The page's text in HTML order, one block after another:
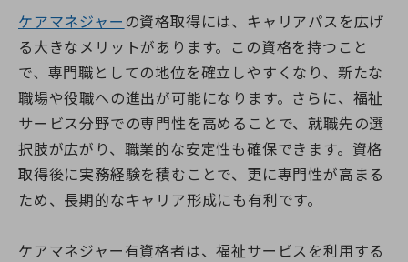
ケアマネジャー の資格取得には、キャリアパスを広げ
る大きなメリットがあります。この資格を持つこと
で、専門職としての地位を確立しやすくなり、新たな
職場や役職への進出が可能になります。さらに、福祉
サービス分野での専門性を高めることで、就職先の選
択肢が広がり、職業的な安定性も確保できます。資格
取得後に実務経験を積むことで、更に専門性が高まる
ため、長期的なキャリア形成にも有利です。
ケアマネジャー有資格者は、福祉サービスを利用する